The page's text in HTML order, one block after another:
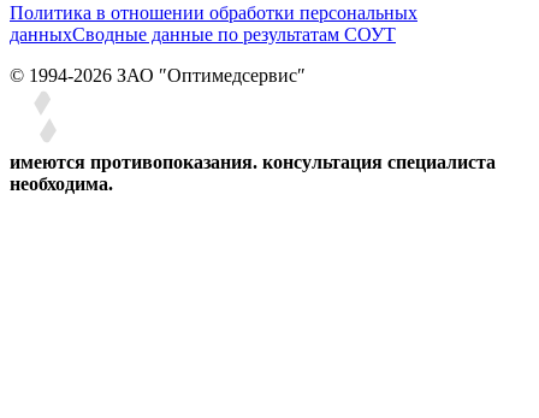
Политика в отношении обработки персональных
данныхСводные данные по результатам СОУТ
© 1994-2026 ЗАО ″Оптимедсервис″
имеются противопоказания. консультация специалиста
необходима.